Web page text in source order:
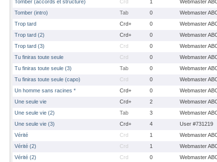
Tomber (accords et structure)
Crd 1
Webmaster
Tomber (intro)
Tab 0
Webmaster
Trop tard
Crd+ 0
Webmaster
Trop tard (2)
Crd+ 0
Webmaster
Trop tard (3)
Crd 0
Webmaster
Tu finiras toute seule
Crd 0
Webmaster
Tu finiras toute seule (3)
Tab 0
Webmaster
Tu finiras toute seule (capo)
Crd 0
Webmaster
Un homme sans racines *
Crd+ 0
Webmaster
Une seule vie
Crd+ 2
Webmaster
Une seule vie (2)
Tab 3
Webmaster
Une seule vie (3)
Crd+ 4
User #731219
Vérité
Crd 1
Webmaster
Vérité (2)
Crd 1
Webmaster
Vérité (2)
Crd 0
Webmaster